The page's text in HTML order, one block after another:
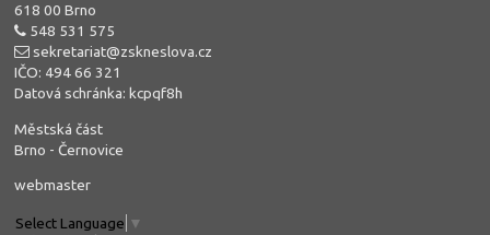
618 00 Brno
548 531 575
sekretariat@zskneslova.cz
IČO: 494 66 321
Datová schránka: kcpqf8h
Městská část
Brno - Černovice
webmaster
Select Language ▼